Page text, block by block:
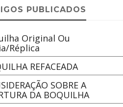
PUBLICADOS
Original Ou
réplica
REFACEADA
SOBRE A
DA BOQUILHA